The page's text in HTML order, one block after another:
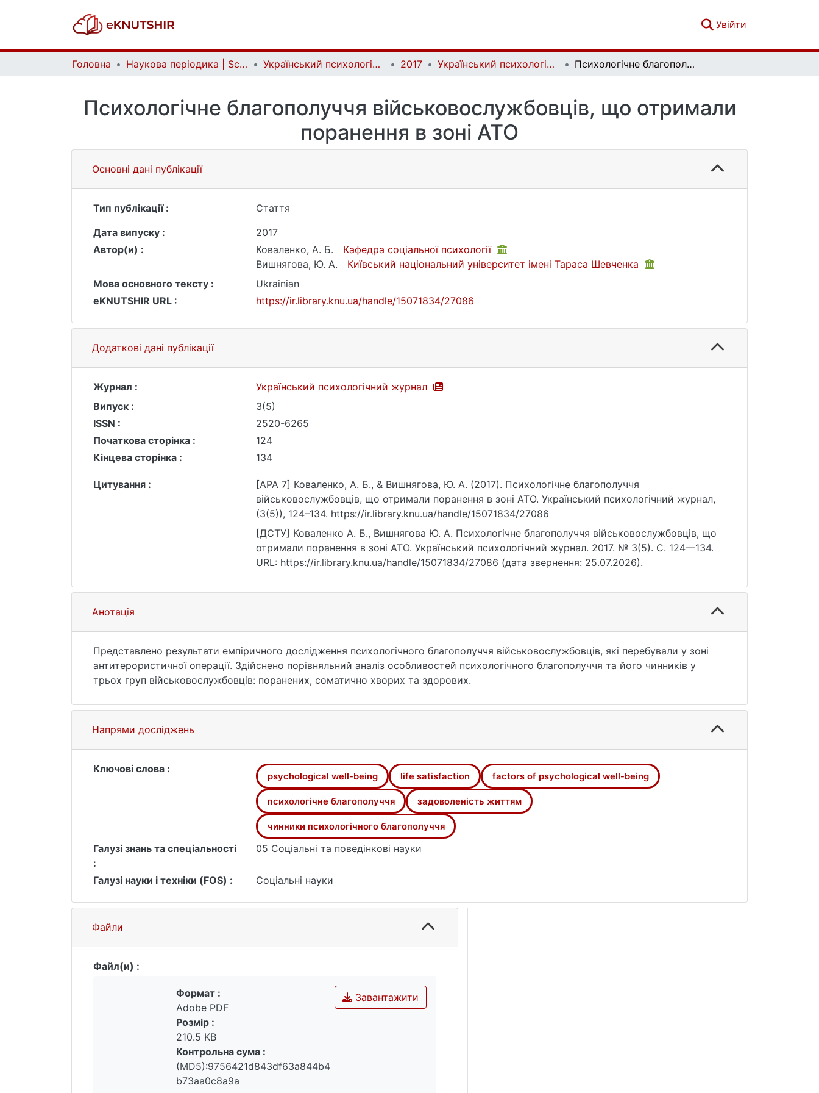
Увійти
Головна Наукова періодика | Scientific periodicals Український психологічний журнал | Ukrainian Psychological Journal 2017 Український психологічний журнал. № 3 (5) Психологічне благополуччя військовослужбовців, що отримали поранення в зоні АТО
Психологічне благополуччя військовослужбовців, що отримали
поранення в зоні АТО
Основні дані публікації
Тип публікації :
Стаття
Дата випуску :
2017
Автор(и) :
Коваленко, А. Б.
Кафедра соціальної психології
Вишнягова, Ю. А.
Київський національний університет імені Тараса Шевченка
Мова основного тексту :
Ukrainian
eKNUTSHIR URL :
https://ir.library.knu.ua/handle/15071834/27086
Додаткові дані публікації
Журнал :
Український психологічний журнал
Випуск :
3(5)
ISSN :
2520-6265
Початкова сторінка :
124
Кінцева сторінка :
134
Цитування :
[APA 7] Коваленко, А. Б., & Вишнягова, Ю. А. (2017). Психологічне благополуччя
військовослужбовців, що отримали поранення в зоні АТО. Український психологічний журнал,
(3(5)), 124–134. https://ir.library.knu.ua/handle/15071834/27086
[ДСТУ] Коваленко А. Б., Вишнягова Ю. А. Психологічне благополуччя військовослужбовців, що
отримали поранення в зоні АТО. Український психологічний журнал. 2017. № 3(5). С. 124—134.
URL: https://ir.library.knu.ua/handle/15071834/27086 (дата звернення: 25.07.2026).
Анотація
Представлено результати емпіричного дослідження психологічного благополуччя військовослужбовців, які перебували у зоні
антитерористичної операції. Здійснено порівняльний аналіз особливостей психологічного благополуччя та його чинників у
трьох груп військовослужбовців: поранених, соматично хворих та здорових.
Напрями досліджень
Ключові слова :
psychological well-being life satisfaction factors of psychological well-being
психологічне благополуччя задоволеність життям
чинники психологічного благополуччя
Галузі знань та спеціальності
:
05 Соціальні та поведінкові науки
Галузі науки і техніки (FOS) : Соціальні науки
Файли
Файл(и) :
Завантажити
Формат :
Adobe PDF
Розмір :
210.5 KB
Контрольна сума :
(MD5):9756421d843df63a844b4
b73aa0c8a9a